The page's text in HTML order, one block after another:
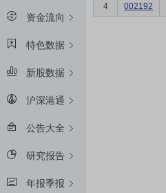
资金流向
特色数据
新股数据
沪深港通
公告大全
研究报告
年报季报
4
002192